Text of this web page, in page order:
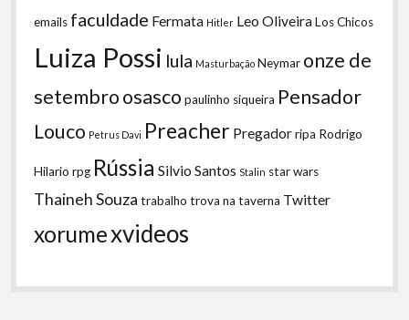
emails faculdade Fermata Hitler Leo OliveiraLos Chicos
Luiza Possi lula Masturbação Neymar onze de
setembroosasco paulinho siqueira Pensador
Louco Petrus Davi Preacher Pregadorripa Rodrigo
Hilario rpg Rússia Silvio Santos Stalin star wars
Thaineh Souza trabalho trova na taverna Twitter
xorumexvideos